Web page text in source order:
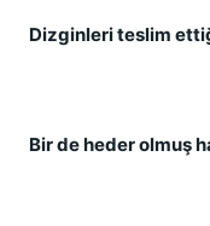
Dizginleri teslim
Bir de heder olmuş